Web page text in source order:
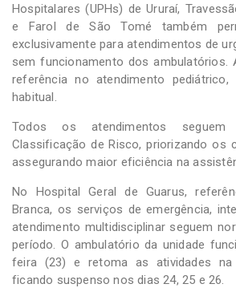
Hospitalares (UPHs) de Ururaí,
e Farol de São Tomé também
exclusivamente para atendimentos de
sem funcionamento dos ambulatórios.
referência no atendimento
habitual.
Todos os atendimentos
Classificação de Risco, priorizando os
assegurando maior eficiência na
No Hospital Geral de Guarus,
Branca, os serviços de emergência,
atendimento multidisciplinar seguem
período. O ambulatório da unidade
feira (23) e retoma as atividades na
ficando suspenso nos dias 24, 25 e 26.